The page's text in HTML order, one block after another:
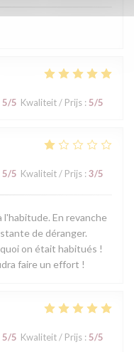
5/5 Kwaliteit / Prijs : 5/5
5/5 Kwaliteit / Prijs : 3/5
En revanche
de déranger.
on était habitués !
faire un effort !
5/5 Kwaliteit / Prijs : 5/5